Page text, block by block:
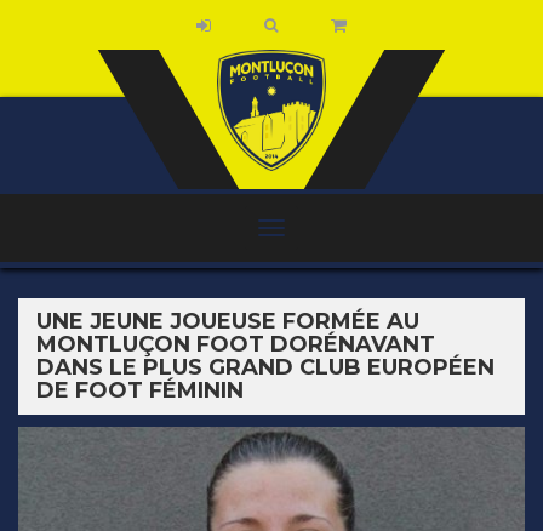
UNE JEUNE JOUEUSE FORMÉE AU
MONTLUÇON FOOT DORÉNAVANT
DANS LE PLUS GRAND CLUB EUROPÉEN
DE FOOT FÉMININ